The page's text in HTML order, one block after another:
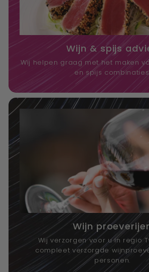
Wijn & spijs
Wij helpen graag met het maken
en spijs
Wijn
Wij verzorgen voor u in regio
compleet verzorgde
personen.